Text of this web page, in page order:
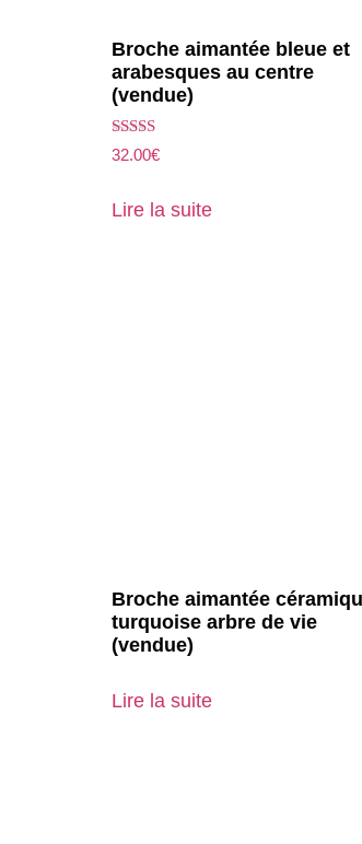
Broche aimantée bleue et
arabesques au centre
(vendue)
Note
5.00
32.00€
Lire la suite
Broche aimantée
turquoise arbre de vie
(vendue)
Lire la suite